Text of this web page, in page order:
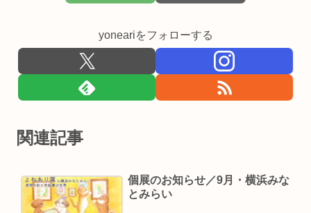
yoneariをフォローする
関連記事
個展のお知らせ／9月・横浜みな
とみらい